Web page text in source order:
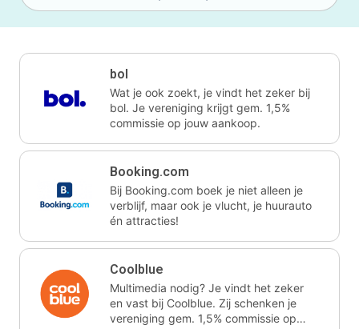
bol
Wat je ook zoekt, je vindt het zeker bij
bol. Je vereniging krijgt gem. 1,5%
commissie op jouw aankoop.
Booking.com
Bij Booking.com boek je niet alleen je
verblijf, maar ook je vlucht, je huurauto
én attracties!
Coolblue
Multimedia nodig? Je vindt het zeker
en vast bij Coolblue. Zij schenken je
vereniging gem. 1,5% commissie op